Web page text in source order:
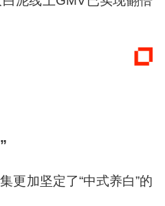
大白泥年GMV突破2亿
一。
泥线上GMV已实现翻倍